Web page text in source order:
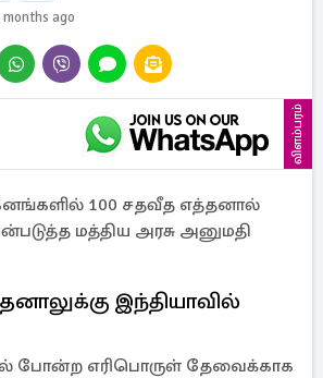
months ago
விளம்பரம்
100 சதவீத எத்தனால்
மத்திய அரசு அனுமதி
இந்தியாவில்
போன்ற எரிபொருள் தேவைக்காக